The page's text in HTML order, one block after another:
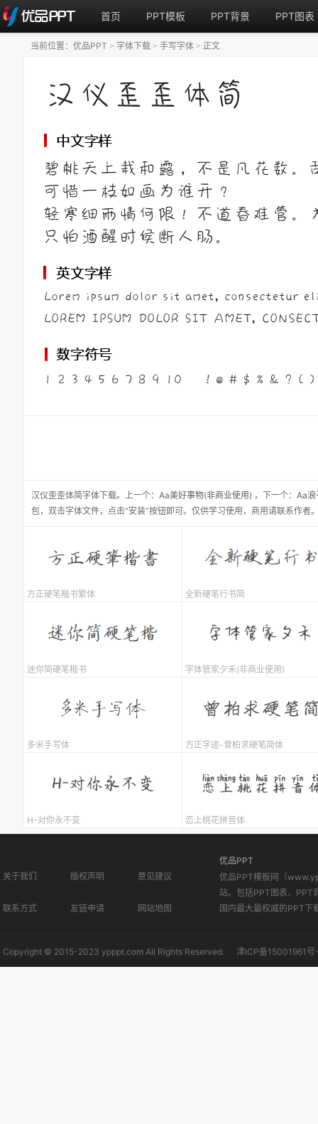
首页 PPT模板 PPT背景 PPT图表
汉仪歪歪体简字体下载。 上一个： Aa美好事物(非商业使用) ， 下一个： Aa浪
包，双击字体文件，点击“安装”按钮即可。仅供学习使用，商用请联系作者
当前位置： 优品PPT > 字体下载 > 手写字体 > 正文
方正硬笔楷书繁体 全新硬笔行书简
迷你简硬笔楷书 字体管家夕禾(非商业使用)
多米手写体 方正字迹-曾柏求硬笔简体
H-对你永不变 恋上桃花拼音体
关于我们 版权声明 意见建议
联系方式 友链申请 网站地图
优品PPT
优品PPT模板网（
站。包括PPT图表、PPT
国内最大最权威的PPT下
Copyright © 2015-2023 ypppt.com All Rights Reserved. 津ICP备15001961号